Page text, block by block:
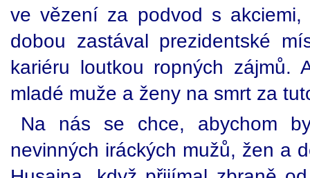
ve vězení za podvod s
dobou zastával prezidentské
kariéru loutkou ropných
mladé muže a ženy na smrt za
Na nás se chce, abychom
nevinných iráckých mužů, žen a